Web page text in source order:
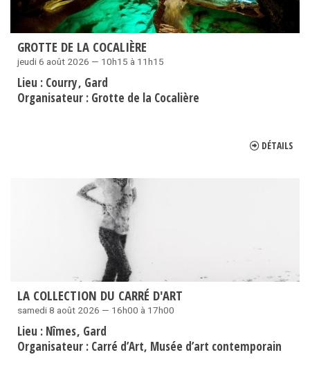
GROTTE DE LA COCALIÈRE
jeudi 6 août 2026 — 10h15 à 11h15
Lieu : Courry Gard
Organisateur : Grotte de la Cocalière
DÉTAILS
LA COLLECTION DU CARRÉ D'ART
samedi 8 août 2026 — 16h00 à 17h00
Lieu : Nîmes Gard
Organisateur : Carré d’Art, Musée d’art contemporain